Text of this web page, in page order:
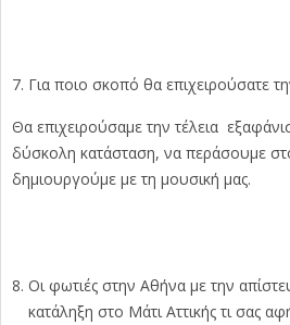
Για ποιο σκοπό θα επιχειρούσατε
Θα επιχειρούσαμε την τέλεια
δύσκολη κατάσταση, να περάσουμε
δημιουργούμε με τη μουσική μας.
Οι φωτιές στην Αθήνα με την
κατάληξη στο Μάτι Αττικής τι σας